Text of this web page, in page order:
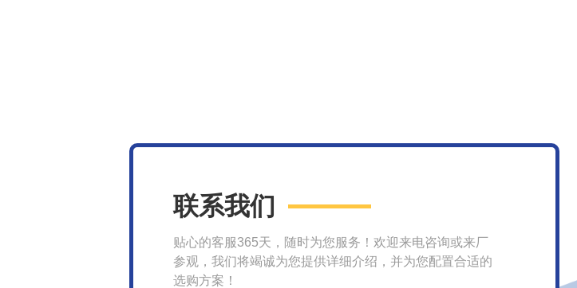
联系我们
贴心的客服365天，随时为您服务！欢迎来电咨询或来厂
参观，我们将竭诚为您提供详细介绍，并为您配置合适的
选购方案！